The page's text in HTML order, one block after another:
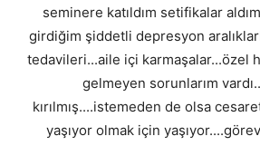
seminere katıldım setifikalar
girdiğim şiddetli depresyon
tedavileri...aile içi karmaşalar...özel
gelmeyen sorunlarım
kırılmış....istemeden de olsa
yaşıyor olmak için